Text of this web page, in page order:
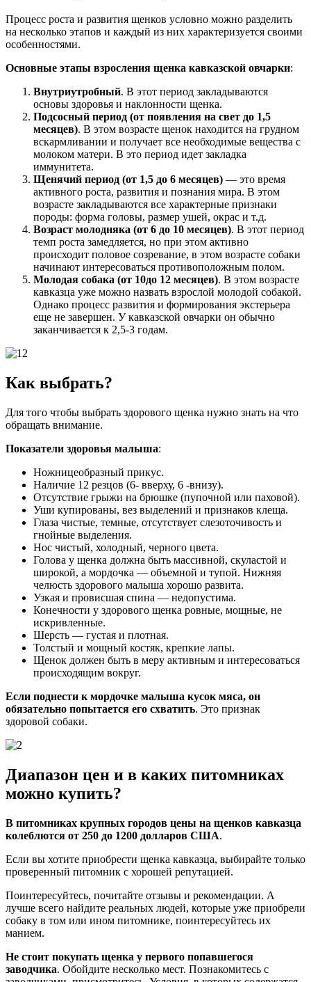
Процесс роста и развития щенков условно можно разделить
на несколько этапов и каждый из них характеризуется своими
особенностями.
Основные этапы взросления щенка кавказской овчарки:
Внутриутробный. В этот период закладываются
основы здоровья и наклонности щенка.
Подсосный период (от появления на свет до 1,5
месяцев). В этом возрасте щенок находится на грудном
вскармливании и получает все необходимые вещества с
молоком матери. В это период идет закладка
иммунитета.
Щенячий период (от 1,5 до 6 месяцев) — это время
активного роста, развития и познания мира. В этом
возрасте закладываются все характерные признаки
породы: форма головы, размер ушей, окрас и т.д.
Возраст молодняка (от 6 до 10 месяцев). В этот период
темп роста замедляется, но при этом активно
происходит половое созревание, в этом возрасте собаки
начинают интересоваться противоположным полом.
Молодая собака (от 10до 12 месяцев). В этом возрасте
кавказца уже можно назвать взрослой молодой собакой.
Однако процесс развития и формирования экстерьера
еще не завершен. У кавказской овчарки он обычно
заканчивается к 2,5-3 годам.
Как выбрать?
Для того чтобы выбрать здорового щенка нужно знать на что
обращать внимание.
Показатели здоровья малыша:
Ножницеобразный прикус.
Наличие 12 резцов (6- вверху, 6 -внизу).
Отсутствие грыжи на брюшке (пупочной или паховой).
Уши купированы, вез выделений и признаков клеща.
Глаза чистые, темные, отсутствует слезоточивость и
гнойные выделения.
Нос чистый, холодный, черного цвета.
Голова у щенка должна быть массивной, скуластой и
широкой, а мордочка — объемной и тупой. Нижняя
челюсть здорового малыша хорошо развита.
Узкая и провисшая спина — недопустима.
Конечности у здорового щенка ровные, мощные, не
искривленные.
Шерсть — густая и плотная.
Толстый и мощный костяк, крепкие лапы.
Щенок должен быть в меру активным и интересоваться
происходящим вокруг.
Если поднести к мордочке малыша кусок мяса, он
обязательно попытается его схватить. Это признак
здоровой собаки.
Диапазон цен и в каких питомниках
можно купить?
В питомниках крупных городов цены на щенков кавказца
колеблются от 250 до 1200 долларов США.
Если вы хотите приобрести щенка кавказца, выбирайте только
проверенный питомник с хорошей репутацией.
Поинтересуйтесь, почитайте отзывы и рекомендации. А
лучше всего найдите реальных людей, которые уже приобрели
собаку в том или ином питомнике, поинтересуйтесь их
манием.
Не стоит покупать щенка у первого попавшегося
заводчика. Обойдите несколько мест. Познакомитесь с